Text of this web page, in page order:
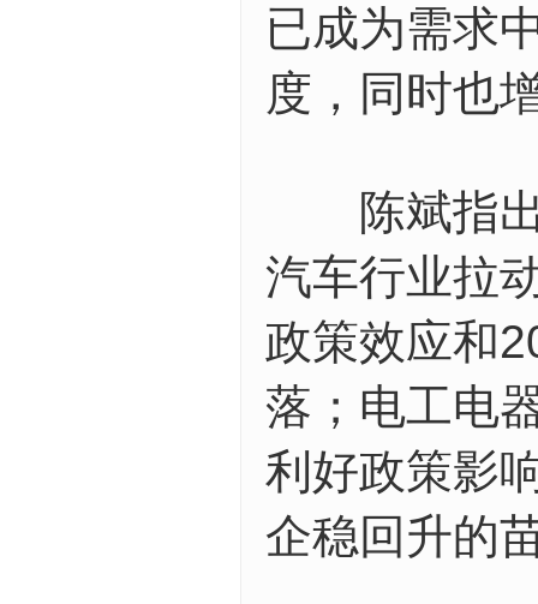
已成为需求
度，同时也
陈斌指出
汽车行业拉
政策效应和
落；电工电
利好政策影
企稳回升的